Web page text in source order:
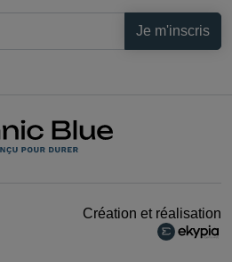
Création et réalisation